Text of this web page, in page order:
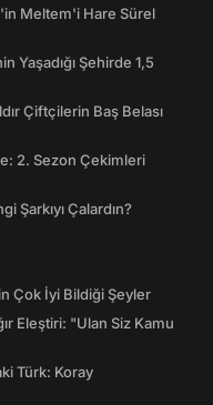
Meltem'i Hare Sürel
Yaşadığı Şehirde 1,5
Çiftçilerin Baş Belası
2. Sezon Çekimleri
Şarkıyı Çalardın?
Çok İyi Bildiği Şeyler
Eleştiri: "Ulan Siz Kamu
Türk: Koray